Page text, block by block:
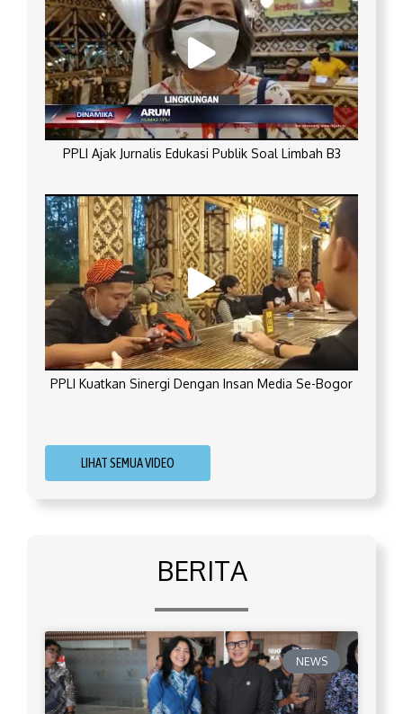
PPLI Ajak Jurnalis Edukasi Publik Soal Limbah B3
PPLI Kuatkan Sinergi Dengan Insan Media Se-Bogor
LIHAT SEMUA VIDEO
BERITA
NEWS